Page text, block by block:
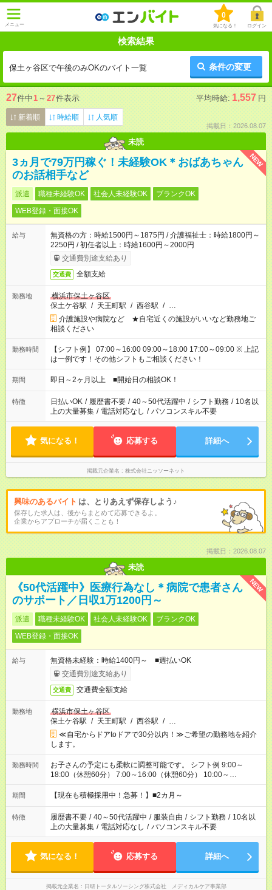
メニュー
0
気になる！ ログイン
検索結果
保土ヶ谷区で午後のみOKのバイト一覧 条件の変更
27件中1 ～ 27件表示 平均時給: 1,557 円
新着順 時給順 人気順
掲載日：2026.08.07
未読
NEW
3ヵ月で79万円稼ぐ！未経験OK＊おばあちゃん
のお話相手など
派遣 職種未経験OK 社会人未経験OK
ブランクOK
WEB登録・面接OK
給与
無資格の方：時給1500円～1875円 / 介護福祉士：時給1800円～
2250円 / 初任者以上：時給1600円～2000円
交通費別途支給あり
交通費 全額支給
勤務地
横浜市保土ヶ谷区
保土ケ谷駅 / 天王町駅 / 西谷駅 / …
介護施設や病院など ★自宅近くの施設がいいなど勤務地ご
相談ください
勤務時間
【シフト例】 07:00～16:00 09:00～18:00 17:00～09:00 ※ 上記
は一例です！その他シフトもご相談ください！
期間 即日～2ヶ月以上 ■開始日の相談OK！
特徴 日払いOK / 履歴書不要 / 40～50代活躍中 / シフト勤務 / 10名以
上の大量募集 / 電話対応なし / パソコンスキル不要
気になる！ 応募する 詳細へ
掲載元企業名 株式会社ニッソーネット
興味のあるバイト は、とりあえず保存しよう♪
保存した求人は、後からまとめて応募できるよ。
企業からアプローチが届くことも！
掲載日：2026.08.07
未読
NEW
《50代活躍中》医療行為なし＊病院で患者さん
のサポート／日収1万1200円～
派遣 職種未経験OK 社会人未経験OK
ブランクOK
WEB登録・面接OK
給与
無資格未経験：時給1400円～ ■週払いOK
交通費別途支給あり
交通費 交通費全額支給
勤務地
横浜市保土ヶ谷区
保土ケ谷駅 / 天王町駅 / 西谷駅 / …
≪自宅からドアtoドアで30分以内！≫ご希望の勤務地を紹介
します。
勤務時間
お子さんの予定にも柔軟に調整可能です。 シフト例 9:00～
18:00（休憩60分） 7:00～16:00（休憩60分） 10:00～
19:00（休憩60分） ※Wワーク希望の方へ 今ご覧のお仕事で希
望する勤務時間と、もう1つのお仕事の勤務時間の合計が 週40
期間 【現在も積極採用中！急募！】■2カ月～
特徴 履歴書不要 / 40～50代活躍中 / 服装自由 / シフト勤務 / 10名以
上の大量募集 / 電話対応なし / パソコンスキル不要
気になる！ 応募する 詳細へ
掲載元企業名 日研トータルソーシング株式会社 メディカルケア事業部